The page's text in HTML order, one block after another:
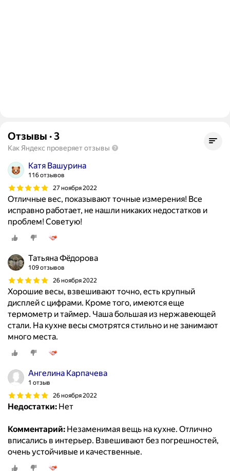
Отзывы · 3
Как Яндекс проверяет отзывы
Катя Вашурина
116 отзывов
27 ноября 2022
Отличные вес, показывают точные измерения! Все
исправно работает, не нашли никаких недостатков и
проблем! Советую!
Татьяна Фëдорова
109 отзывов
26 ноября 2022
Хорошие весы, взвешивают точно, есть крупный
дисплей с цифрами. Кроме того, имеются еще
термометр и таймер. Чаша большая из нержавеющей
стали. На кухне весы смотрятся стильно и не занимают
много места.
Ангелина Карпачева
1 отзыв
26 ноября 2022
Недостатки: Нет
Комментарий: Незаменимая вещь на кухне. Отлично
вписались в интерьер. Взвешивают без погрешностей,
очень устойчивые и качественные.